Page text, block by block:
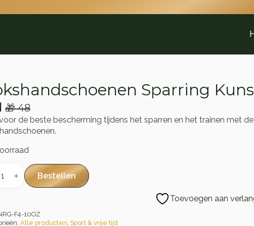
Sparring
🎁48
de beste bescherming tijdens het sparren en het trainen met
Bestellen
Toevoegen aan
F4-10OZ
Alle producten,Sport & vrije tijd